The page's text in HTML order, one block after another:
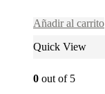
Añadir al carrito
Quick View
0 out of 5